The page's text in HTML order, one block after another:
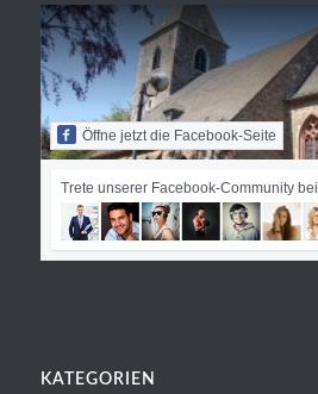
Öffne jetzt die Facebook-Seite
Trete unserer Facebook-Community bei
KATEGORIEN